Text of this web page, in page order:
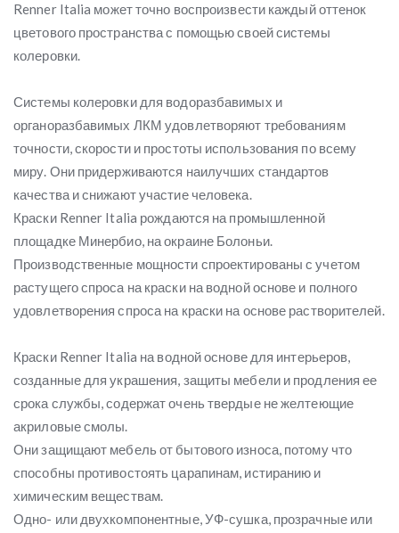
Renner Italia может точно воспроизвести каждый оттенок
цветового пространства с помощью своей системы
колеровки.
Системы колеровки для водоразбавимых и
органоразбавимых ЛКМ удовлетворяют требованиям
точности, скорости и простоты использования по всему
миру. Они придерживаются наилучших стандартов
качества и снижают участие человека.
Краски Renner Italia рождаются на промышленной
площадке Минербио, на окраине Болоньи.
Производственные мощности спроектированы с учетом
растущего спроса на краски на водной основе и полного
удовлетворения спроса на краски на основе растворителей.
Краски Renner Italia на водной основе для интерьеров,
созданные для украшения, защиты мебели и продления ее
срока службы, содержат очень твердые не желтеющие
акриловые смолы.
Они защищают мебель от бытового износа, потому что
способны противостоять царапинам, истиранию и
химическим веществам.
Одно- или двухкомпонентные, УФ-сушка, прозрачные или